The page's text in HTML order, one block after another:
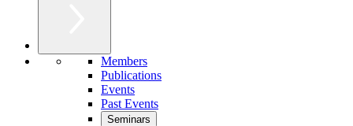
Members
Publications
Events
Past Events
Seminars